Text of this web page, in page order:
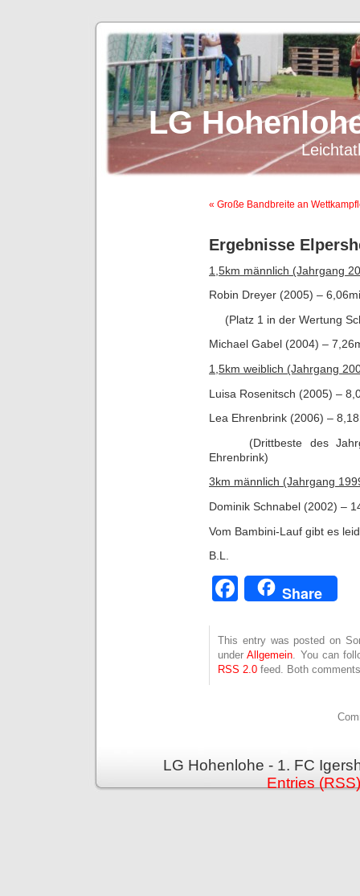
LG
« Große Bandbreite an
Ergebnisse
1,5km männlich (Jahrgang
Robin Dreyer (2005) –
(Platz 1 in der Wertung
Michael Gabel (2004) –
1,5km weiblich (Jahrgang
Luisa Rosenitsch (2005) –
Lea Ehrenbrink (2006) –
(Drittbeste des
Ehrenbrink)
3km männlich (Jahrgang
Dominik Schnabel (2002) –
Vom Bambini-Lauf gibt es
B.L.
Facebook
Share
This entry was posted on
underAllgemein. You can
RSS 2.0 feed. Both
LG Hohenlohe - 1. FC
Entries (RSS)